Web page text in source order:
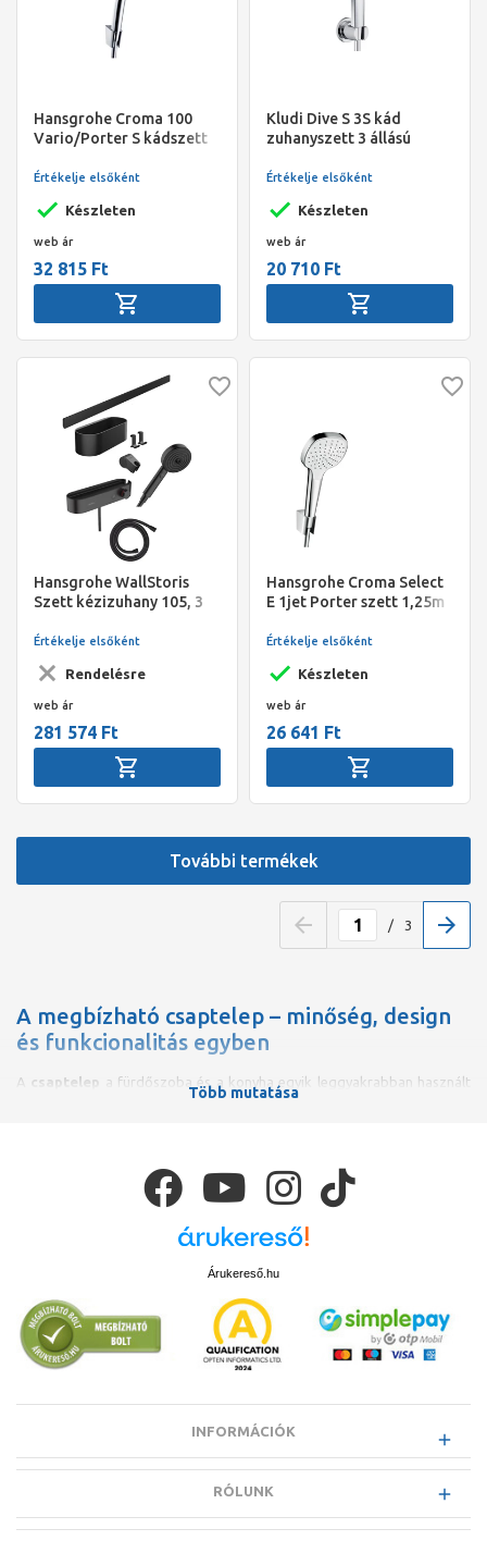
Hansgrohe Croma 100
Vario/Porter S kádszett
Készleten
Értékelje elsőként
web ár
32 815 Ft
Kludi Dive S 3S kád
zuhanyszett 3 állású
Készleten
Értékelje elsőként
web ár
20 710 Ft
Hansgrohe WallStoris
Szett kézizuhany 105, 3
termosztát, zuhanyrúd
Rendelésre
Értékelje elsőként
web ár
281 574 Ft
Hansgrohe Croma Select
E 1jet Porter szett 1,25m
Készleten
Értékelje elsőként
web ár
26 641 Ft
További termékek
/ 3
A megbízható csaptelep – minőség, design
és funkcionalitás egyben
A csaptelep
a fürdőszoba és a konyha egyik leggyakrabban használt
szerelvénye, ezért kiemelten fontos a megfelelő minőség és hosszú
között egyre több rendelkezikforrázásvédelemmel
speciális higiéniai funkciókkal is.
A csaptelepek kiválasztásakor mind a design, mind a
ergonomikus kialakítás mellett elvárható, hogy egy minőségi csaptelep
A fürdőszobai csaptelepeknél megkülönböztethetjük amosdóhoz,
bidéhez, kádhozvagyzuhanyhoz
KMT (kád-mosdó töltő)
megoldásokat. Elhelyezésük szerint lehetnek
Kialakítás szerint elérhetőkegykaros, tekerőgombos,
Grohe, Hansgrohe, Kludi,
Több mutatása
Árukereső.hu
INFORMÁCIÓK
RÓLUNK